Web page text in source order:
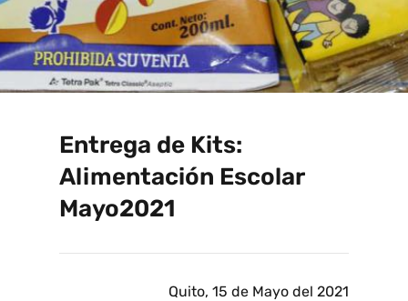
Entrega de Kits:
Alimentación Escolar
Mayo2021
Quito, 15 de Mayo del 2021